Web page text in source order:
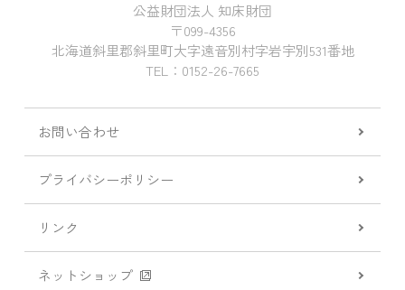
公益財団法人 知床財団
〒099-4356
北海道斜里郡斜里町大字遠音別村字岩宇別531番地
TEL：0152-26-7665
お問い合わせ
プライバシーポリシー
リンク
ネットショップ